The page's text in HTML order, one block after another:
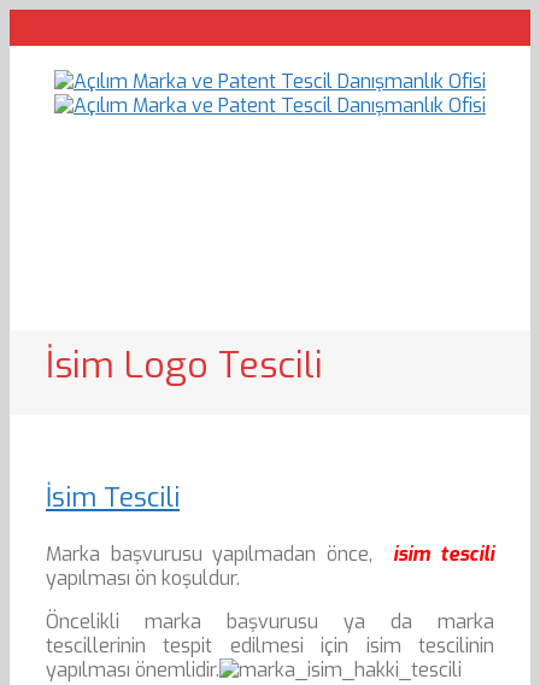
İsim Logo Tescili
İsim Tescili
Marka başvurusu yapılmadan önce, isim tescili
yapılması ön koşuldur.
Öncelikli marka başvurusu ya da marka
tescillerinin tespit edilmesi için isim tescilinin
yapılması önemlidir.